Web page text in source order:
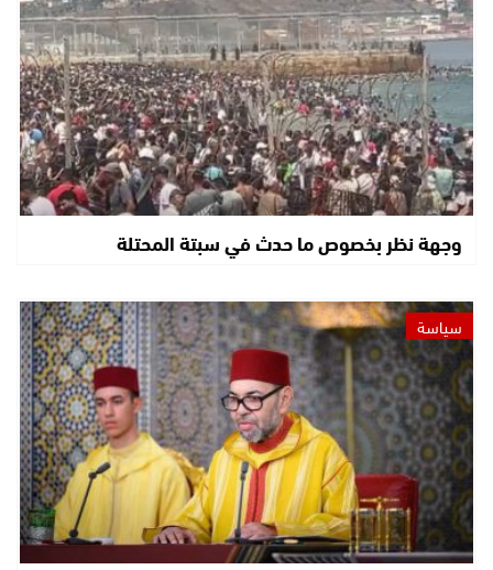
وجهة نظر بخصوص ما حدث في سبتة المحتلة
سياسة